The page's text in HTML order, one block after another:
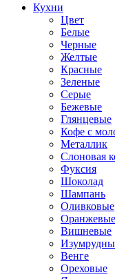
Кухни
Цвет
Белые
Черные
Желтые
Красные
Зеленые
Серые
Бежевые
Глянцевые
Кофе с
Металлик
Слоновая
Фуксия
Шоколад
Шампань
Оливковые
Оранжевые
Вишневые
Венге
Ореховые